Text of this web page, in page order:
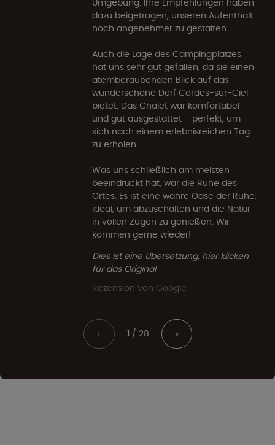
dazu beigetragen, unseren Aufenthalt
noch angenehmer zu gestalten.
Auch die Lage des Campingplatzes
hat uns sehr gut gefallen, da sie einen
atemberaubenden Blick auf das
wunderschöne Dorf Cordes-sur-Ciel
bietet. Das Chalet war komfortabel
und gut ausgestattet – perfekt, um
sich nach einem erlebnisreichen Tag
zu erholen.
Was uns schließlich am meisten
beeindruckt hat, war die Ruhe des
Ortes. Es ist eine wahre Oase der Ruhe,
ideal, um abzuschalten und die Natur
in vollen Zügen zu genießen. Wir
kommen gerne wieder!
Dies ist eine Übersetzung, hier klicken
für das Original
Rezension von Google
< 1 / 28 >